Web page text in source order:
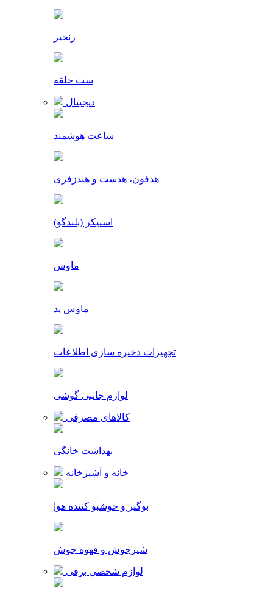
زنجیر
ست حلقه
دیجیتال
ساعت هوشمند
هدفون، هدست و هندزفری
اسپیکر (بلندگو)
ماوس
ماوس پد
تجهیزات ذخیره سازی اطلاعات
لوازم جانبی گوشی
کالاهای مصرفی
بهداشت خانگی
خانه و آشپزخانه
بوگیر و خوشبو کننده هوا
شیرجوش و قهوه جوش
لوازم شخصی برقی